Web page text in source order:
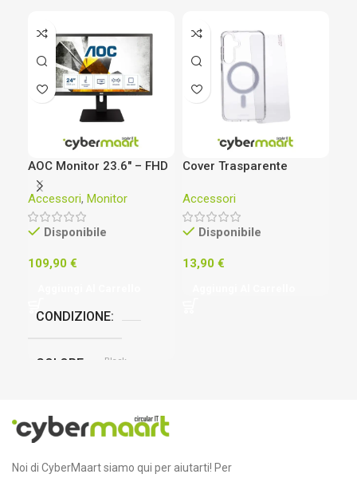
AOC Monitor 23.6″ – FHD
1920 x 1080 – E2475PWJ
Accessori, Monitor
Disponibile
109,90 €
CONDIZIONE
COLORE Black
Cover Trasparente
Protettivo per Samsung
Galaxy S24 Plus
Accessori
Disponibile
13,90 €
Noi di CyberMaart siamo qui per aiutarti! Per